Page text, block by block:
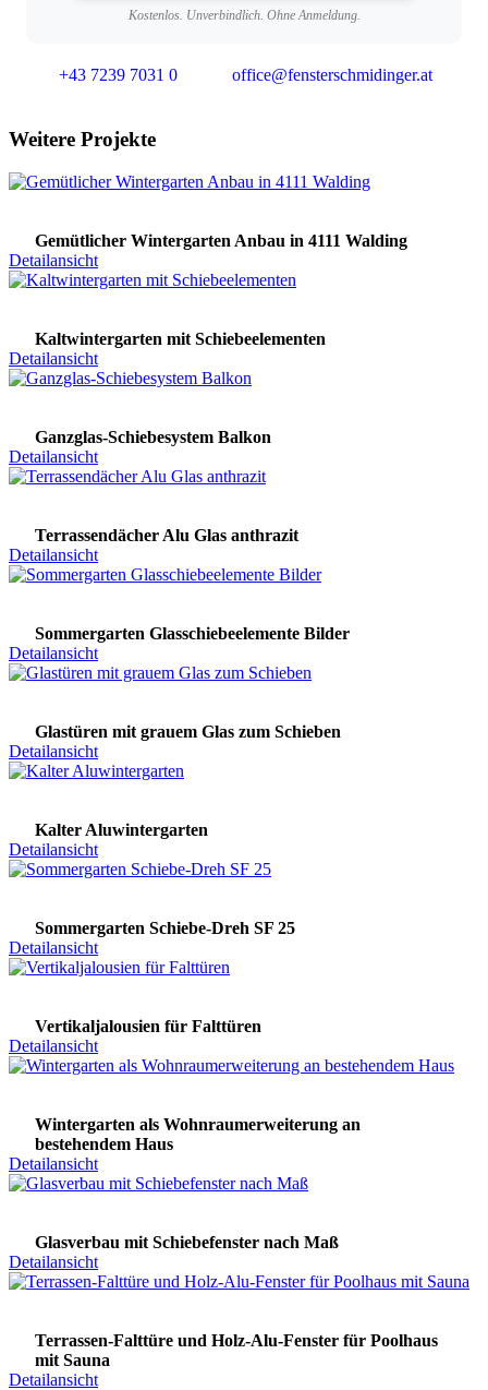
Kostenlos. Unverbindlich. Ohne Anmeldung.
+43 7239 7031 0 office@fensterschmidinger.at
Weitere Projekte
Gemütlicher Wintergarten Anbau in 4111 Walding
Detailansicht
Kaltwintergarten mit Schiebeelementen
Detailansicht
Ganzglas-Schiebesystem Balkon
Detailansicht
Terrassendächer Alu Glas anthrazit
Detailansicht
Sommergarten Glasschiebeelemente Bilder
Detailansicht
Glastüren mit grauem Glas zum Schieben
Detailansicht
Kalter Aluwintergarten
Detailansicht
Sommergarten Schiebe-Dreh SF 25
Detailansicht
Vertikaljalousien für Falttüren
Detailansicht
Wintergarten als Wohnraumerweiterung an
bestehendem Haus
Detailansicht
Glasverbau mit Schiebefenster nach Maß
Detailansicht
Terrassen-Falttüre und Holz-Alu-Fenster für Poolhaus
mit Sauna
Detailansicht